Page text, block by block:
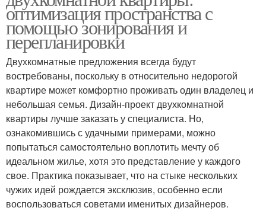
оптимизация пространства с
помощью зонирования и
перепланировки
Двухкомнатные предложения всегда будут
востребованы, поскольку в относительно недорогой
квартире может комфортно проживать один владелец и
небольшая семья. Дизайн-проект двухкомнатной
квартиры лучше заказать у специалиста. Но,
ознакомившись с удачными примерами, можно
попытаться самостоятельно воплотить мечту об
идеальном жилье, хотя это представление у каждого
свое. Практика показывает, что на стыке нескольких
чужих идей рождается эксклюзив, особенно если
воспользоваться советами именитых дизайнеров.